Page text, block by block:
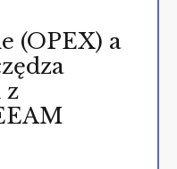
(OPEX) a
z